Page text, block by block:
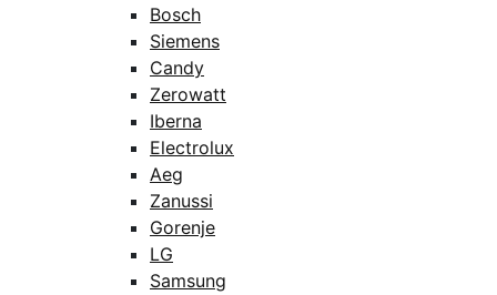
Bosch
Siemens
Candy
Zerowatt
Iberna
Electrolux
Aeg
Zanussi
Gorenje
LG
Samsung